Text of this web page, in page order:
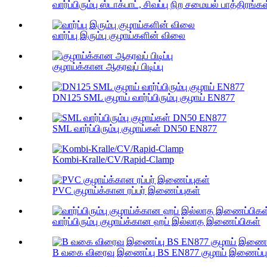
வார்ப்பிரும்பு ஸ்டாக்பாட், சிவப்பு நிற சமையல்
வார்ப்பு இரும்பு குழாய்களின் விலை
குழாய்க்கான ஆதரவுப் பிடிப்பு
DN125 SML குழாய் வார்ப்பிரும்பு குழாய் EN877
SML வார்ப்பிரும்பு குழாய்கள் DN50 EN877
Kombi-Kralle/CV/Rapid-Clamp
PVC குழாய்க்கான ரப்பர் இணைப்புகள்
வார்ப்பிரும்பு குழாய்க்கான ஹப் இல்லாத இணைப்பிகள்
B வகை விரைவு இணைப்பு BS EN877 குழாய் இணைப்பு